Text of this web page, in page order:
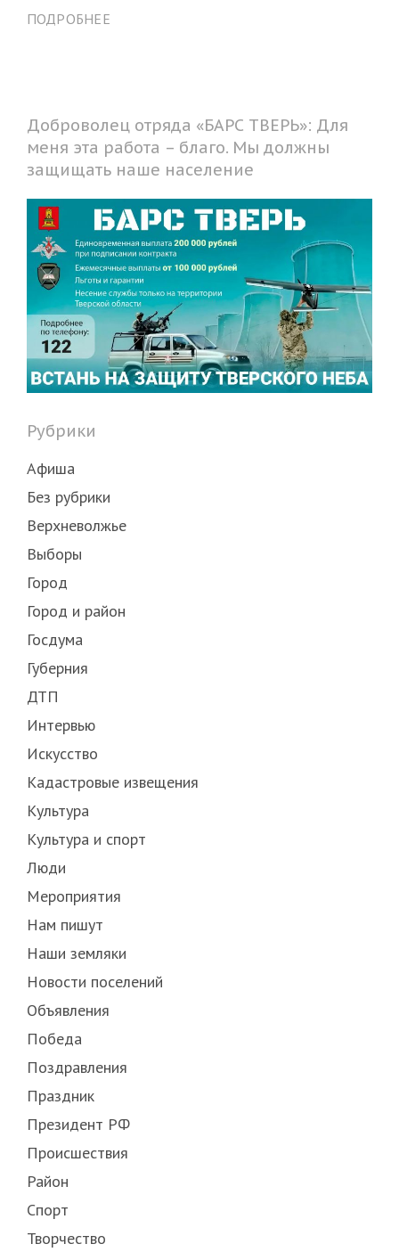
ПОДРОБНЕЕ
Доброволец отряда «БАРС ТВЕРЬ»: Для
меня эта работа – благо. Мы должны
защищать наше население
Рубрики
Афиша
Без рубрики
Верхневолжье
Выборы
Город
Город и район
Госдума
Губерния
ДТП
Интервью
Искусство
Кадастровые извещения
Культура
Культура и спорт
Люди
Мероприятия
Нам пишут
Наши земляки
Новости поселений
Объявления
Победа
Поздравления
Праздник
Президент РФ
Происшествия
Район
Спорт
Творчество